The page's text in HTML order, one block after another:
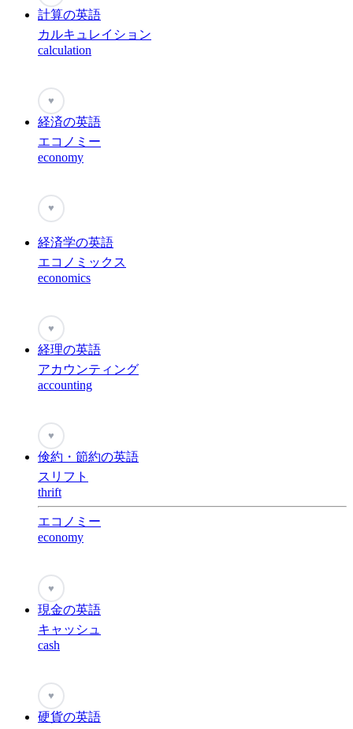
計算の英語
カルキュレイション
calculation
♥
経済の英語
エコノミー
economy
♥
経済学の英語
エコノミックス
economics
♥
経理の英語
アカウンティング
accounting
♥
倹約・節約の英語
スリフト
thrift
エコノミー
economy
♥
現金の英語
キャッシュ
cash
♥
硬貨の英語